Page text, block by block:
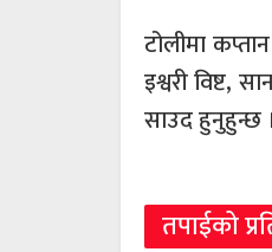
टोलीमा
इश्वरी विष्ट,
साउद हुनुहुन्छ ।
तपाईको